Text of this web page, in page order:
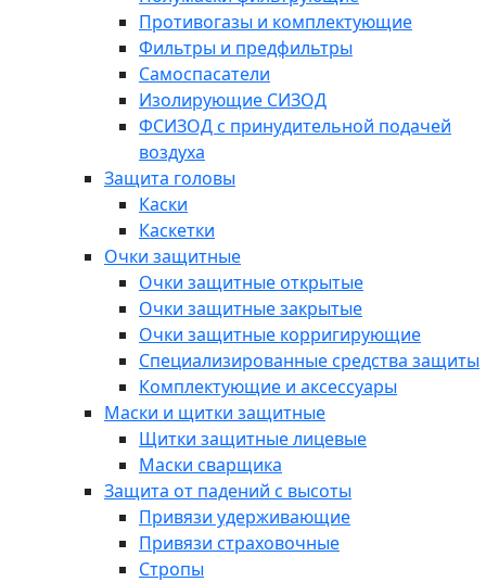
Противогазы и комплектующие
Фильтры и предфильтры
Самоспасатели
Изолирующие СИЗОД
ФСИЗОД с принудительной подачей
воздуха
Защита головы
Каски
Каскетки
Очки защитные
Очки защитные открытые
Очки защитные закрытые
Очки защитные корригирующие
Специализированные средства защиты
Комплектующие и аксессуары
Маски и щитки защитные
Щитки защитные лицевые
Маски сварщика
Защита от падений с высоты
Привязи удерживающие
Привязи страховочные
Стропы